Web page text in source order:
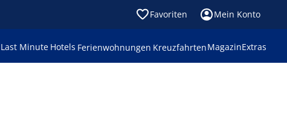
Favoriten Mein Konto
Last Minute Hotels Ferienwohnungen KreuzfahrtenMagazinExtras